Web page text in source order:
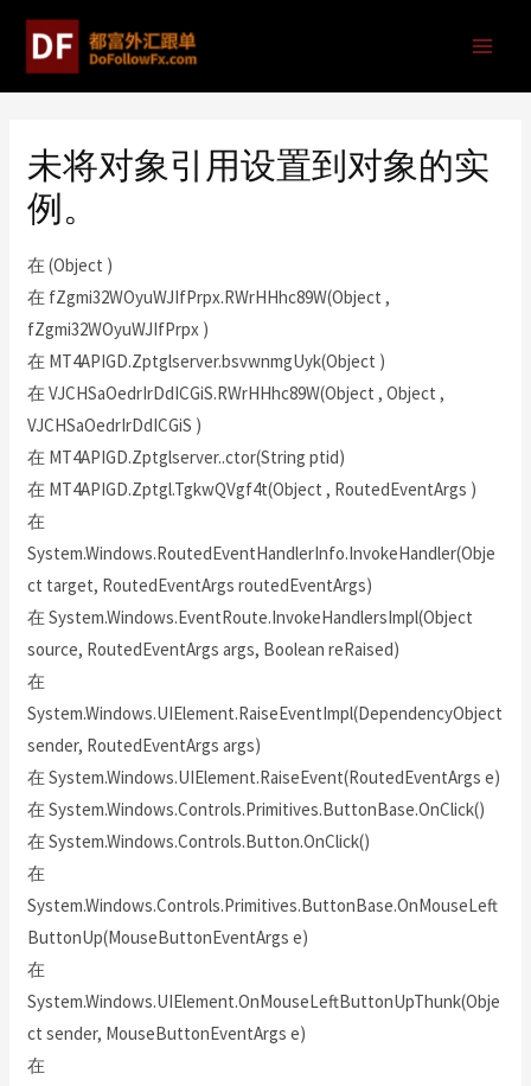
未将对象引用设置到对象的实
例。
在 (Object )
在 fZgmi32WOyuWJIfPrpx.RWrHHhc89W(Object ,
fZgmi32WOyuWJIfPrpx )
在 MT4APIGD.Zptglserver.bsvwnmgUyk(Object )
在 VJCHSaOedrIrDdICGiS.RWrHHhc89W(Object , Object ,
VJCHSaOedrIrDdICGiS )
在 MT4APIGD.Zptglserver..ctor(String ptid)
在 MT4APIGD.Zptgl.TgkwQVgf4t(Object , RoutedEventArgs )
在
System.Windows.RoutedEventHandlerInfo.InvokeHandler(Obje
ct target, RoutedEventArgs routedEventArgs)
在 System.Windows.EventRoute.InvokeHandlersImpl(Object
source, RoutedEventArgs args, Boolean reRaised)
在
System.Windows.UIElement.RaiseEventImpl(DependencyObject
sender, RoutedEventArgs args)
在 System.Windows.UIElement.RaiseEvent(RoutedEventArgs e)
在 System.Windows.Controls.Primitives.ButtonBase.OnClick()
在 System.Windows.Controls.Button.OnClick()
在
System.Windows.Controls.Primitives.ButtonBase.OnMouseLeft
ButtonUp(MouseButtonEventArgs e)
在
System.Windows.UIElement.OnMouseLeftButtonUpThunk(Obje
ct sender, MouseButtonEventArgs e)
在